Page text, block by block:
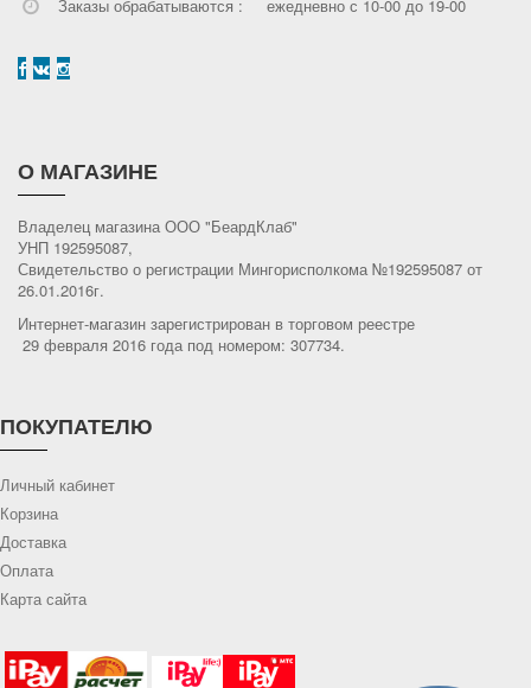
Заказы обрабатываются :
ежедневно с 10-00 до 19-00
О МАГАЗИНЕ
Владелец магазина ООО "БеардКлаб"
УНП 192595087,
Свидетельство о регистрации Мингорисполкома №192595087 от
26.01.2016г.
Интернет-магазин зарегистрирован в торговом реестре
29 февраля 2016 года под номером: 307734.
ПОКУПАТЕЛЮ
Личный кабинет
Корзина
Доставка
Оплата
Карта сайта